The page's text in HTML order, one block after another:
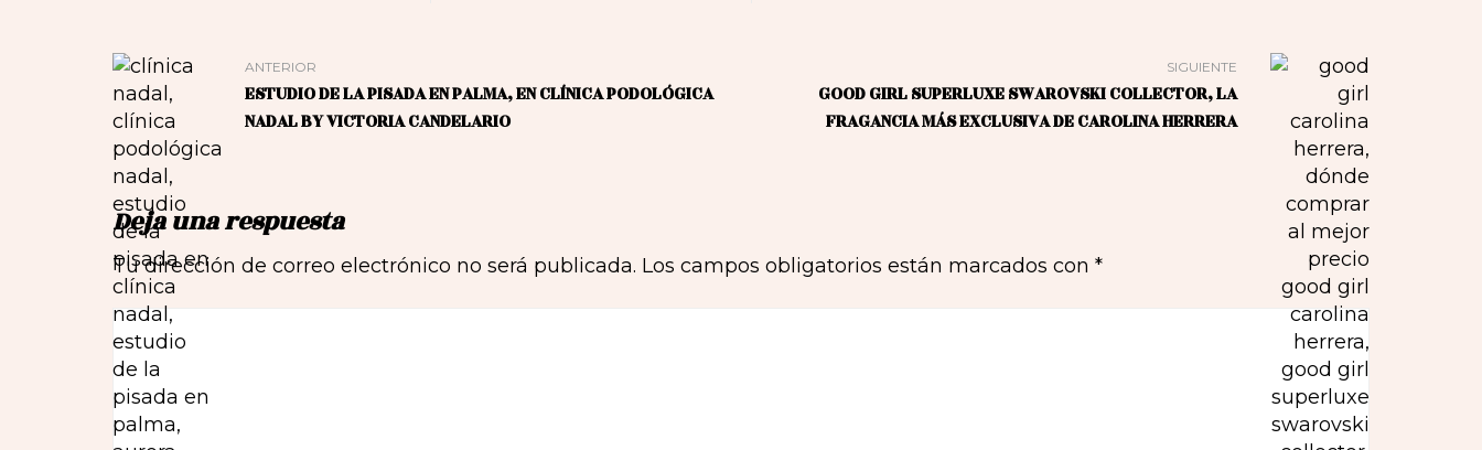
ANTERIOR
ESTUDIO DE LA PISADA EN PALMA, EN CLÍNICA PODOLÓGICA
NADAL BY VICTORIA CANDELARIO
SIGUIENTE
GOOD GIRL SUPERLUXE SWAROVSKI COLLECTOR, LA
FRAGANCIA MÁS EXCLUSIVA DE CAROLINA HERRERA
Deja una respuesta
Tu dirección de correo electrónico no será publicada. Los campos obligatorios están marcados con *